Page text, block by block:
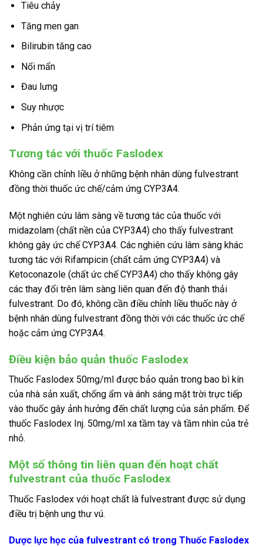
Tiêu chảy
Tăng men gan
Bilirubin tăng cao
Nổi mẩn
Đau lưng
Suy nhược
Phản ứng tại vị trí tiêm
Tương tác với thuốc Faslodex
Không cần chỉnh liều ở những bệnh nhân dùng fulvestrant
đồng thời thuốc ức chế/cảm ứng CYP3A4.
Một nghiên cứu lâm sàng về tương tác của thuốc với
midazolam (chất nền của CYP3A4) cho thấy fulvestrant
không gây ức chế CYP3A4. Các nghiên cứu lâm sàng khác
tương tác với Rifampicin (chất cảm ứng CYP3A4) và
Ketoconazole (chất ức chế CYP3A4) cho thấy không gây
các thay đổi trên lâm sàng liên quan đến độ thanh thải
fulvestrant. Do đó, không cần điều chỉnh liều thuốc này ở
bệnh nhân dùng fulvestrant đồng thời với các thuốc ức chế
hoặc cảm ứng CYP3A4.
Điều kiện bảo quản thuốc Faslodex
Thuốc Faslodex 50mg/ml được bảo quản trong bao bì kín
của nhà sản xuất, chống ẩm và ánh sáng mặt trời trực tiếp
vào thuốc gây ảnh hưởng đến chất lượng của sản phẩm. Để
thuốc Faslodex Inj. 50mg/ml xa tầm tay và tầm nhìn của trẻ
nhỏ.
Một số thông tin liên quan đến hoạt chất
fulvestrant của thuốc Faslodex
Thuốc Faslodex với hoạt chất là fulvestrant được sử dụng
điều trị bệnh ung thư vú.
Dược lực học của fulvestrant có trong Thuốc Faslodex